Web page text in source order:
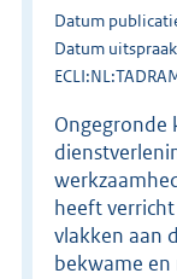
Datum
Datum
Ongegronde
heeft
vlakken aan
bekwame